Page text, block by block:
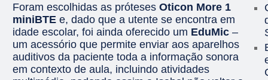
Foram escolhidas as próteses Oticon More 1
miniBTEe, dado que a utente se encontra em
idade escolar, foi ainda oferecido um EduMic –
um acessório que permite enviar aos aparelhos
auditivos da paciente toda a informação sonora
em contexto de aula, incluindo atividades